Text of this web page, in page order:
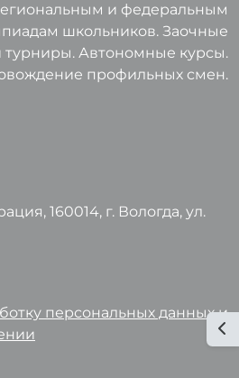
и федеральным
школьников. Заочные
Автономные курсы.
профильных смен.
160014, г. Вологда, ул.
персональных данных и